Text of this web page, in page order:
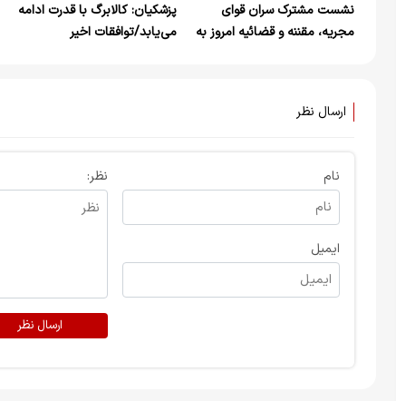
نشست مشترک سران قوای
مجریه، مقننه و قضائیه امروز به
عکس
پزشکیان: کالابرگ با قدرت ادامه
می‌یابد/توافقات اخیر
ارسال نظر
نام
ایمیل
نظر:
ارسال نظر